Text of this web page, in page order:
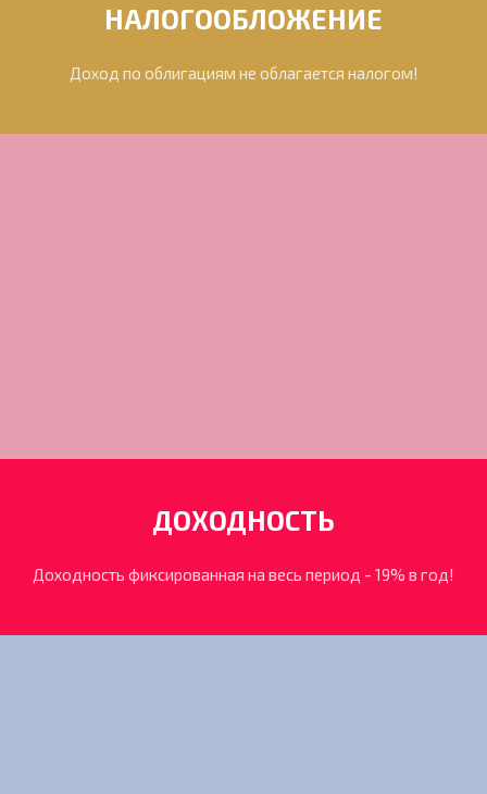
НАЛОГООБЛОЖЕНИЕ
Доход по облигациям не облагается налогом!
ДОХОДНОСТЬ
Доходность фиксированная на весь период - 19% в год!